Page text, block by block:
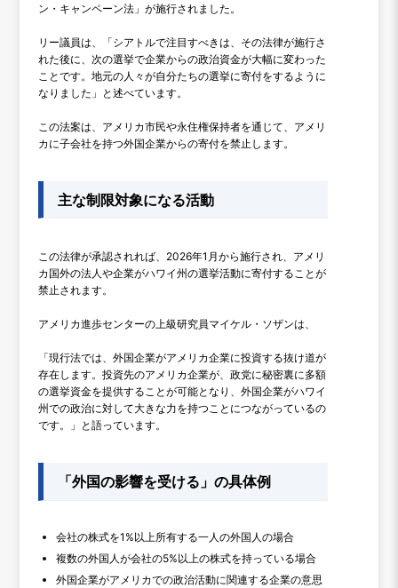
ン・キャンペーン法」が施行されました。
リー議員は、「シアトルで注目すべきは、その法律が施行さ
れた後に、次の選挙で企業からの政治資金が大幅に変わった
ことです。地元の人々が自分たちの選挙に寄付をするように
なりました」と述べています。
この法案は、アメリカ市民や永住権保持者を通じて、アメリ
カに子会社を持つ外国企業からの寄付を禁止します。
主な制限対象になる活動
この法律が承認されれば、2026年1月から施行され、アメリ
カ国外の法人や企業がハワイ州の選挙活動に寄付することが
禁止されます。
アメリカ進歩センターの上級研究員マイケル・ソザンは、
「現行法では、外国企業がアメリカ企業に投資する抜け道が
存在します。投資先のアメリカ企業が、政党に秘密裏に多額
の選挙資金を提供することが可能となり、外国企業がハワイ
州での政治に対して大きな力を持つことにつながっているの
です。」と語っています。
「外国の影響を受ける」の具体例
会社の株式を1%以上所有する一人の外国人の場合
複数の外国人が会社の5%以上の株式を持っている場合
外国企業がアメリカでの政治活動に関連する企業の意思